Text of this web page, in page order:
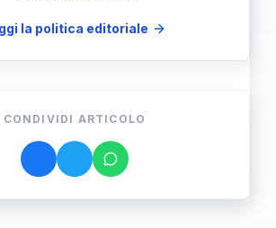
la politica editoriale
CONDIVIDI ARTICOLO